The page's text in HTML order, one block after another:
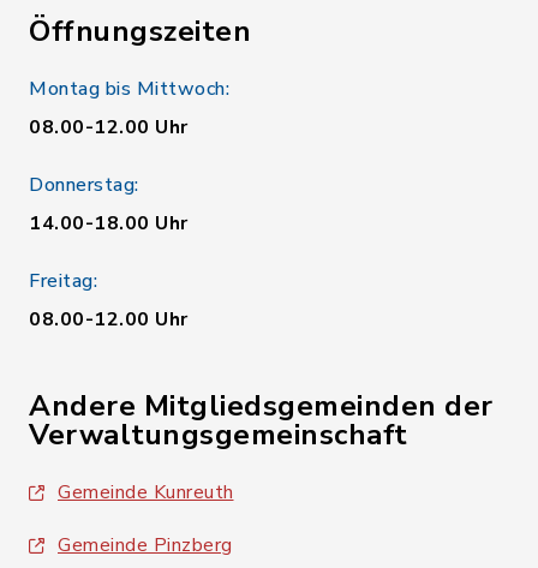
Öffnungszeiten
Montag bis Mittwoch:
08.00-12.00 Uhr
Donnerstag:
14.00-18.00 Uhr
Freitag:
08.00-12.00 Uhr
Andere Mitgliedsgemeinden der
Verwaltungsgemeinschaft
Gemeinde Kunreuth
Gemeinde Pinzberg